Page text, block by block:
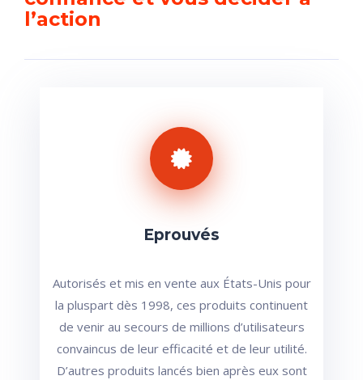
l’action
Eprouvés
Autorisés et mis en vente aux États-Unis pour
la pluspart dès 1998, ces produits continuent
de venir au secours de millions d’utilisateurs
convaincus de leur efficacité et de leur utilité.
D’autres produits lancés bien après eux sont